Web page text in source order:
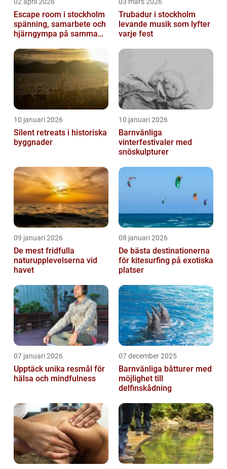
Escape room i stockholm
spänning, samarbete och
hjärngympa på samma
Trubadur i stockholm
levande musik som lyfter
varje fest
10 januari 2026
Silent retreats i historiska
byggnader
10 januari 2026
Barnvänliga
vinterfestivaler med
snöskulpturer
09 januari 2026
De mest fridfulla
naturupplevelserna vid
havet
08 januari 2026
De bästa destinationerna
för kitesurfing på exotiska
platser
07 januari 2026
Upptäck unika resmål för
hälsa och mindfulness
07 december 2025
Barnvänliga båtturer med
möjlighet till
delfinskådning